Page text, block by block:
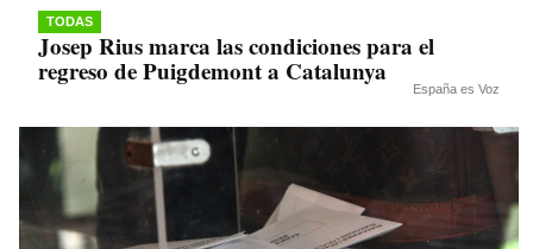
TODAS
Josep Rius marca las condiciones para el
regreso de Puigdemont a Catalunya
España es Voz